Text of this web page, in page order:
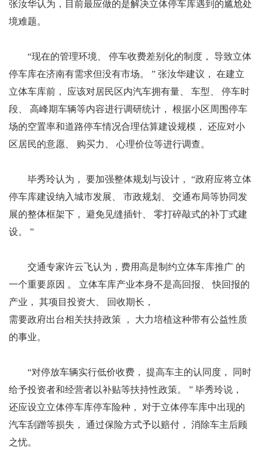
张汝华认为，目前最应做的是解决立体停车库遇到的尴尬处
境难题。
“现在的管理环境、 停车收费差别化的制度， 导致立体
停车库在济南有需求但没有市场。 ” 张汝华建议， 在建立
立体车库前， 应该对居民区内汽车拥有量、 车型、 停车时
段、 高峰期车辆等内容进行调研统计， 根据小区周围停车
场的空置率和道路停车情况合理估算建设规模， 还应对小
区居民的意愿、 购买力、 心理价位等进行调查。
毕秀玲认为， 要加强整体规划与设计， “政府应将立体
停车库建设纳入城市发展、 市政规划、 交通布局等协同发
展的整体框架下， 避免见缝插针、 零打碎敲式的补丁式建
设。 ”
交通专家许云飞认为，费用高是制约立体车库推广 的
一个重要原因 。 立体车库产业本身不是高回报、 快回报的
产业， 其项目投资大、 回收期长，
需要政府出台相关扶持政策 ， 大力培植这种带有公益性质
的事业。
“对停放车辆实行低价收费， 提高车主的认同度， 同时
给予投资者和经营者以补贴等扶持性政策。 ” 毕秀玲说，
还应设立立体停车库停车险种， 对于立体停车库中出现的
汽车刮蹭等损失， 通过保险方式予以赔付， 消除车主后顾
之忧。